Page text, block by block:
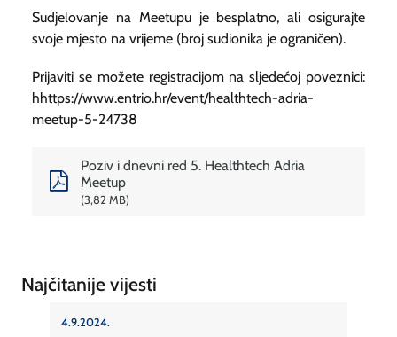
Sudjelovanje na Meetupu je besplatno, ali osigurajte
svoje mjesto na vrijeme (broj sudionika je ograničen).
Prijaviti se možete registracijom na sljedećoj poveznici:
hhttps://www.entrio.hr/event/healthtech-adria-
meetup-5-24738
Poziv i dnevni red 5. Healthtech Adria
Meetup
3,82 MB
Najčitanije vijesti
4.9.2024.